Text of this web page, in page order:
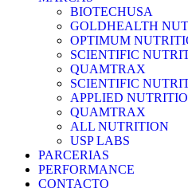
BIOTECHUSA
GOLDHEALTH
OPTIMUM
SCIENTIFIC
QUAMTRAX
SCIENTIFIC
APPLIED
QUAMTRAX
ALL NUTRITION
USP LABS
PARCERIAS
PERFORMANCE
CONTACTO